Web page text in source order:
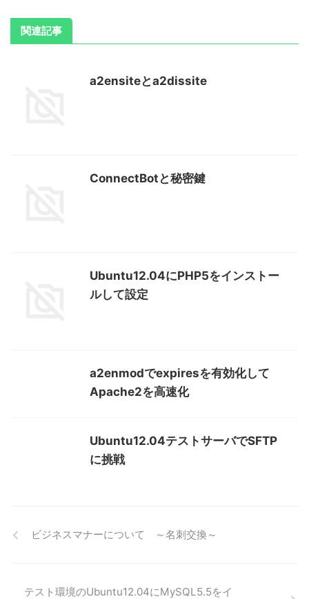
関連記事
a2ensiteとa2dissite
ConnectBotと秘密鍵
Ubuntu12.04にPHP5をインストー
ルして設定
a2enmodでexpiresを有効化して
Apache2を高速化
Ubuntu12.04テストサーバでSFTP
に挑戦
ビジネスマナーについて ～名刺交換～
テスト環境のUbuntu12.04にMySQL5.5をイ